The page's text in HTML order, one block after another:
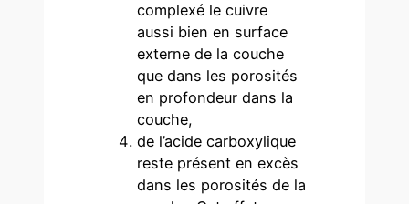
complexé le cuivre
aussi bien en surface
externe de la couche
que dans les porosités
en profondeur dans la
couche,
de l’acide carboxylique
reste présent en excès
dans les porosités de la